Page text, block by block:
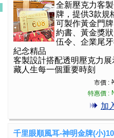
全新壓克力客
牌，提供3款規
可製作黃金門
約書、黃金獎
伍令、企業尾
紀念精品
客製設計搭配透明壓克力展
藏人生每一個重要時刻
市價 :
特惠價 :
加
千里眼順風耳-神明金牌(小